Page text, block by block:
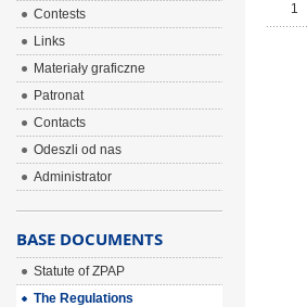
1
Contests
Links
Materiały graficzne
Patronat
Contacts
Odeszli od nas
Administrator
BASE DOCUMENTS
Statute of ZPAP
The Regulations